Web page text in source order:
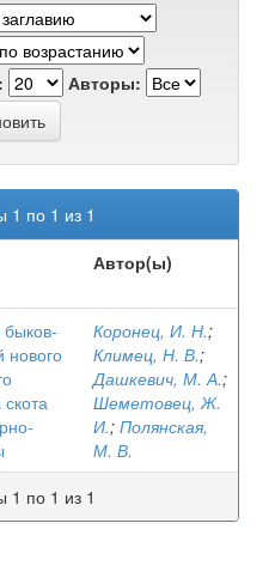
Авторы:
1 по 1 из 1
Автор(ы)
нового
Коронец, И. Н.;
Климец, Н. В.;
Дашкевич, М. А.;
Шеметовец, Ж.
И.; Полянская,
М. В.
1 по 1 из 1